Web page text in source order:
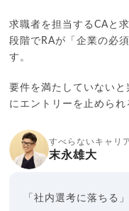
求職者を担当するCAと
段階でRAが「企業の必
す。
要件を満たしていない
にエントリーを止められ
すべらないキャリ
末永雄大
「社内選考に落ちる